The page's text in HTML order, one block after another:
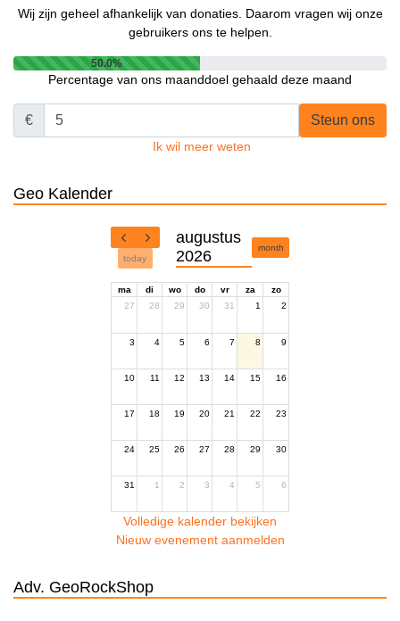
Wij zijn geheel afhankelijk van donaties. Daarom vragen wij onze
gebruikers ons te helpen.
50.0%
Percentage van ons maanddoel gehaald deze maand
€ Steun ons
Ik wil meer weten
Geo Kalender
today
augustus
2026
month
ma di wo do vr za
zo
27
28 29 30 31 1 2
3 4 5 6 7 8 9
10 11 12 13 14 15 16
17 18 19 20 21 22 23
24 25 26 27 28 29 30
31 1 2 3 4 5 6
Volledige kalender bekijken
Nieuw evenement aanmelden
Adv. GeoRockShop